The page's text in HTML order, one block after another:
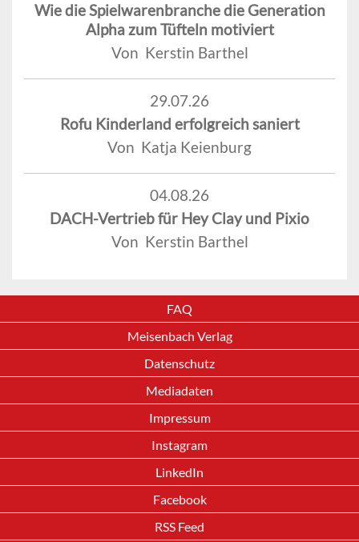
Wie die Spielwarenbranche die Generation
Alpha zum Tüfteln motiviert
Von Kerstin Barthel
29.07.26
Rofu Kinderland erfolgreich saniert
Von Katja Keienburg
04.08.26
DACH-Vertrieb für Hey Clay und Pixio
Von Kerstin Barthel
FAQ
Meisenbach Verlag
Datenschutz
Mediadaten
Impressum
Instagram
LinkedIn
Facebook
RSS Feed